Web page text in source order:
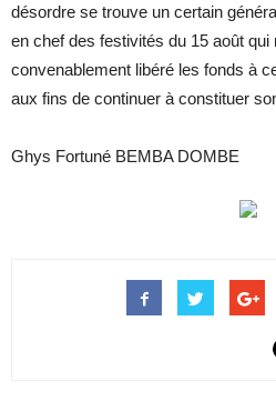
désordre se trouve un certain
en chef des festivités du 15 août qui
convenablement libéré les fonds à
aux fins de continuer à constituer
Ghys Fortuné BEMBA DOMBE